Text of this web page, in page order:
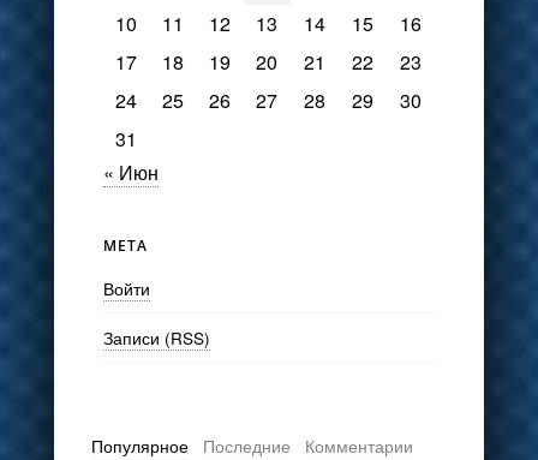
10
11 12 13 14 15
16
17
18 19 20 21 22
23
24
25 26 27 28 29
30
31
« Июн
МЕТА
Войти
Записи (RSS)
Популярное Последние
Комментарии